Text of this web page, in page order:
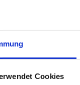
Cookies